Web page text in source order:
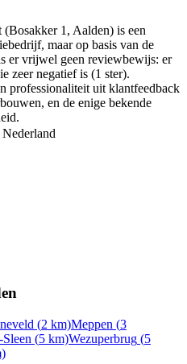
1, Aalden) is een
maar op basis van de
er vrijwel geen reviewbewijs: er
zeer negatief is (1 ster).
professionaliteit uit klantfeedback
en de enige bekende
(2 km)Meppen (3
(5 km)Wezuperbrug (5